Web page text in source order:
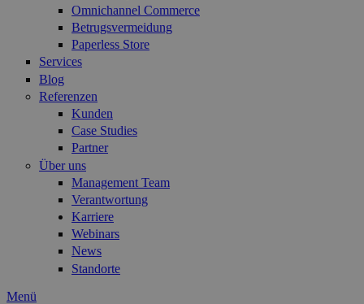
Omnichannel Commerce
Betrugsvermeidung
Paperless Store
Services
Blog
Referenzen
Kunden
Case Studies
Partner
Über uns
Management Team
Verantwortung
Karriere
Webinars
News
Standorte
Menü